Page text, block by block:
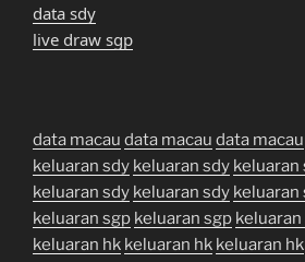
data sdy
live draw sgp
data macau data macau data macau
keluaran sdy keluaran sdy keluaran
keluaran sdy keluaran sdy keluaran
keluaran sgp keluaran sgp keluaran
keluaran hk keluaran hk keluaran hk